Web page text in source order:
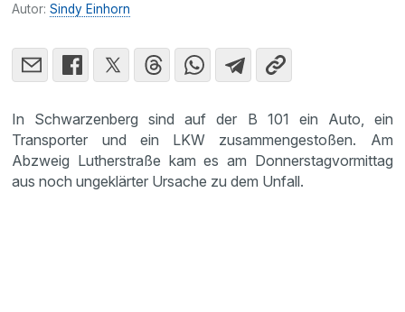
Autor:Sindy Einhorn
In Schwarzenberg sind auf der B 101 ein Auto, ein
Transporter und ein LKW zusammengestoßen. Am
Abzweig Lutherstraße kam es am Donnerstagvormittag
aus noch ungeklärter Ursache zu dem Unfall.